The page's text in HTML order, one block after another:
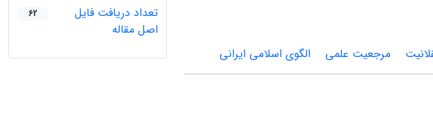
مرجعیت علمی الگوی اسلامی ایرانی
تعداد دریافت فایل
اصل مقاله
62